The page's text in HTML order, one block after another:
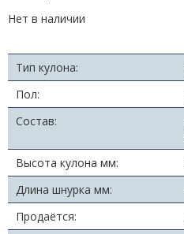
Нет в наличии
Тип кулона:
Пол:
Состав:
Высота кулона мм:
Длина шнурка мм:
Продаётся: